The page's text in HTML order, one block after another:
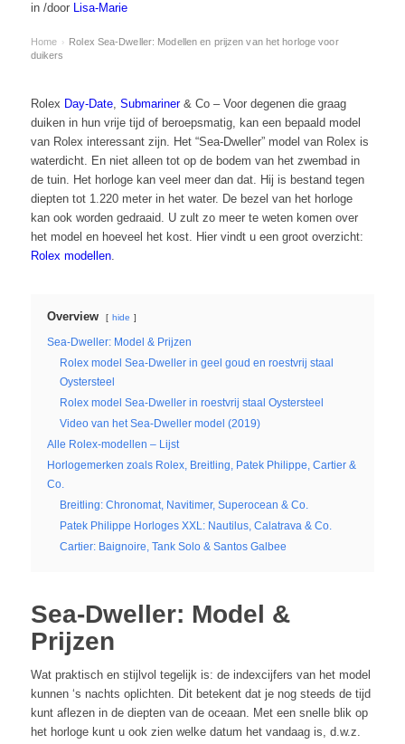
in /door Lisa-Marie
Home › Rolex Sea-Dweller: Modellen en prijzen van het horloge voor
duikers
Rolex Day-Date, Submariner& Co – Voor degenen die graag
duiken in hun vrije tijd of beroepsmatig, kan een bepaald model
van Rolex interessant zijn. Het “Sea-Dweller” model van Rolex is
waterdicht. En niet alleen tot op de bodem van het zwembad in
de tuin. Het horloge kan veel meer dan dat. Hij is bestand tegen
diepten tot 1.220 meter in het water. De bezel van het horloge
kan ook worden gedraaid. U zult zo meer te weten komen over
het model en hoeveel het kost. Hier vindt u een groot overzicht:
Rolex modellen.
Overview hide
Sea-Dweller: Model & Prijzen
Rolex model Sea-Dweller in geel goud en roestvrij staal
Oystersteel
Rolex model Sea-Dweller in roestvrij staal Oystersteel
Video van het Sea-Dweller model (2019)
Alle Rolex-modellen – Lijst
Horlogemerken zoals Rolex, Breitling, Patek Philippe, Cartier &
Co.
Breitling: Chronomat, Navitimer, Superocean & Co.
Patek Philippe Horloges XXL: Nautilus, Calatrava & Co.
Cartier: Baignoire, Tank Solo & Santos Galbee
Sea-Dweller: Model &
Prijzen
Wat praktisch en stijlvol tegelijk is: de indexcijfers van het model
kunnen ‘s nachts oplichten. Dit betekent dat je nog steeds de tijd
kunt aflezen in de diepten van de oceaan. Met een snelle blik op
het horloge kunt u ook zien welke datum het vandaag is, d.w.z.